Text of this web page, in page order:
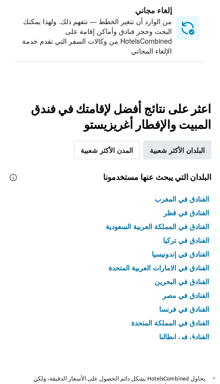
إلغاء مجاني
من الوارد أن تتغير الخطط — نتفهم ذلك. ولهذا يمكنك
البحث وحجز فنادق وأماكن إقامة على
HotelsCombined من وكالات السفر التي تقدم خدمة
الإلغاء المجاني
اعثر على نتائج أفضل لإقامتك في فندق
المبيت والإفطار أغريزيستو
البلدان الأكثر شعبية المدن الأكثر شعبية
البلدان التي يبحث عنها مستخدمونا
الفنادق في المغرب
الفنادق في قطر
الفنادق في المملكة العربية السعودية
الفنادق في تركيا
الفنادق في إندونيسيا
الفنادق في الامارات العربية المتحدة
الفنادق في البحرين
الفنادق في مصر
الفنادق في فرنسا
الفنادق في المملكة المتحدة
الفنادق في إيطاليا
*
يحاول HotelsCombined بشكل دائم الحصول على الأسعار الدقيقة، ولكن